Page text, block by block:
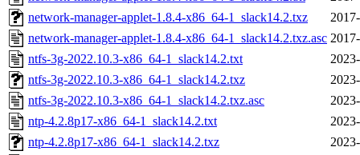
network-manager-applet-1.8.4-x86_64-1_slack14.2.txz
network-manager-applet-1.8.4-x86_64-1_slack14.2.txz.asc
ntfs-3g-2022.10.3-x86_64-1_slack14.2.txt
ntfs-3g-2022.10.3-x86_64-1_slack14.2.txz
ntfs-3g-2022.10.3-x86_64-1_slack14.2.txz.asc
ntp-4.2.8p17-x86_64-1_slack14.2.txt
ntp-4.2.8p17-x86_64-1_slack14.2.txz